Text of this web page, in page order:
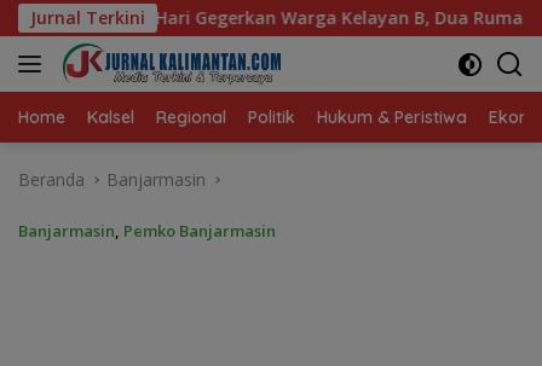
Langsung
ke
konten
Jurnal Terkini
Kelayan B, Dua Rumah dan Bedakan Terbakar
Home Kalsel Regional Politik Hukum & Peristiwa
Beranda Banjarmasin
Banjarmasin, Pemko Banjarmasin